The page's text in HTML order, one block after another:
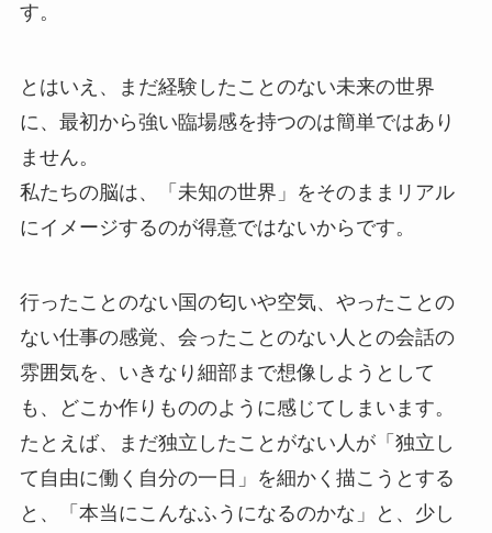
す。
とはいえ、まだ経験したことのない未来の世界
に、最初から強い臨場感を持つのは簡単ではあり
ません。
私たちの脳は、「未知の世界」をそのままリアル
にイメージするのが得意ではないからです。
行ったことのない国の匂いや空気、やったことの
ない仕事の感覚、会ったことのない人との会話の
雰囲気を、いきなり細部まで想像しようとして
も、どこか作りもののように感じてしまいます。
たとえば、まだ独立したことがない人が「独立し
て自由に働く自分の一日」を細かく描こうとする
と、「本当にこんなふうになるのかな」と、少し